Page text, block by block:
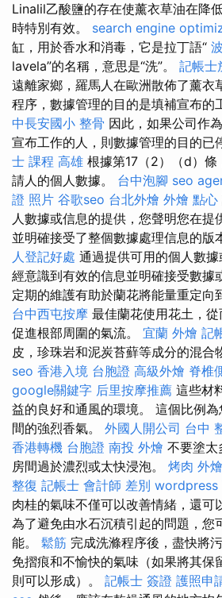
Linalil乙酸鹽的存在使薰衣草油在降
時特別有效。 search engine
缸，用於香水和消毒，它是拉丁語“
lavela”的名稱，意思是“洗”。 記帳士
遠離家鄉，羅馬人在歐洲散佈了薰衣
程序，數據管理的目的是填補宣布的
中長安國小 整骨 因此，如果公司作
宣布工作的人，則數據管理的目的已
士 課程 高雄 根據第17（2）（d）條
請人的個人數據。 台中泡腳 seo
證 照片 谷歌seo 台北外燴 外燴 點心
人數據或信息的提供，您聲明您在提
並明確接受了整個數據處理信息的版
人登記好處 通過提供可用的個人數
經意識到有效的信息並明確接受數據
定期的維護有助於蘭花將能量重定向
台中西屯按摩 最佳蘭花使用花土，
促進根部周圍的氣流。 宜蘭 外燴 記
皮，珍珠岩和泥炭苔蘚等成分的混合
seo 香港入境 台胞證 高級外燴 脊椎
google關鍵字 后里按摩推薦 這些材
益的良好和通風的環境。 這個比例
間的強烈香氣。 外國人開公司 台中
香港轉機 台胞證 南投 外燴 不要塗太
房間過於濃烈或太快浸泡。 烤肉 外燴
整復 記帳士 會計師 差別 wordpress
肉桂的氣味不僅可以改善情緒，還可
為了避免由水石沉積引起的問題，您
能。 鬆筋 完成洗滌程序後，盡快將
免摺痕和不愉快的氣味（如果將其保
則可以形成）。 記帳士 簽證 護照申